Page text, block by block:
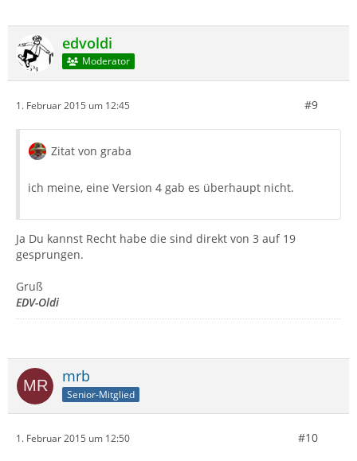
edvoldi
Moderator
1. Februar 2015 um 12:45 #9
Zitat von graba
ich meine, eine Version 4 gab es überhaupt nicht.
Ja Du kannst Recht habe die sind direkt von 3 auf 19
gesprungen.
Gruß
EDV-Oldi
mrb
Senior-Mitglied
1. Februar 2015 um 12:50 #10